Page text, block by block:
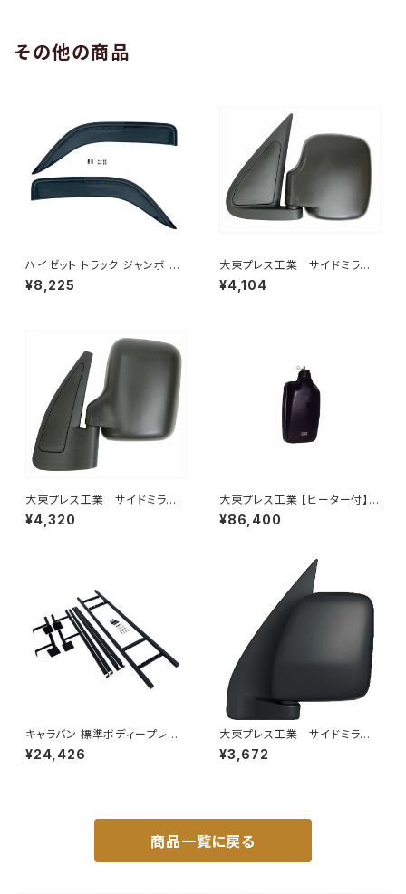
その他の商品
ハイゼット トラック ジャンボ S5
00P S510P S500 S510 系 ワ
イド ドアバイザー止め具付ピク
¥8,225
大東プレス工業 サイドミラー/
バックミラー ダイハツ ハイ
ゼット 左 99年～ DI-647
¥4,104
大東プレス工業 サイドミラー/
バックミラースバル サンバー
左 99年～ DI-641
¥4,320
大東プレス工業 【ヒーター付】ハ
イウェイリモコンミラー DI-722
1CXE
¥86,400
キャラバン 標準ボディープレミ
アムＧＸ/ＧＸライダ～用ベッドキ
ットフレーム GZ100-1
¥24,426
大東プレス工業 サイドミラー/
バックミラーダイハツ ハイゼッ
トカーゴ 左 06年～ DI-64
¥3,672
商品一覧に戻る